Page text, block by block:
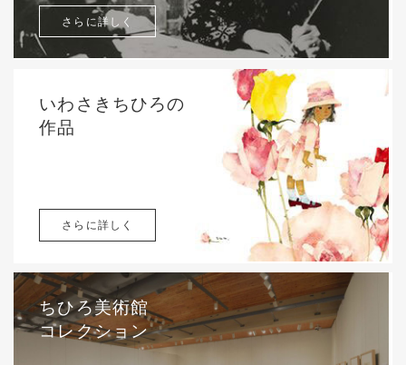
さらに詳しく
いわさきちひろの
作品
さらに詳しく
ちひろ美術館
コレクション